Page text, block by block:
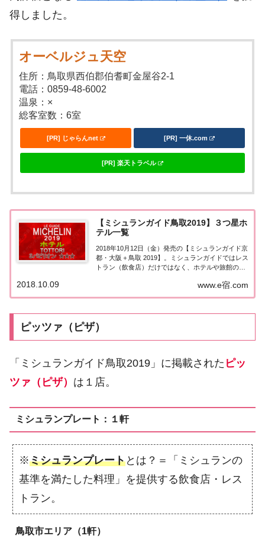
得しました。
オーベルジュ天空
住所：鳥取県西伯郡伯耆町金屋谷2-1
電話：0859-48-6002
温泉：×
総客室数：6室
[PR] じゃらんnet [PR] 一休.com
[PR] 楽天トラベル
【ミシュランガイド鳥取2019】３つ星ホ
テル一覧
2018年10月12日（金）発売の【ミシュランガイド京
都・大阪＋鳥取 2019】。ミシュランガイドではレス
トラン（飲食店）だけではなく、ホテルや旅館の格
ランガイド鳥取2019】に掲載された鳥取エリアの３
つ星ホテル★★★を一覧にまとめま...
www.e宿.com
2018.10.09
ピッツァ（ピザ）
「ミシュランガイド鳥取2019」に掲載された ピッ
ツァ（ピザ） は１店。
ミシュランプレート：１軒
※ミシュランプレートとは？＝「ミシュランの
基準を満たした料理」を提供する飲食店・レス
トラン。
鳥取市エリア（1軒）